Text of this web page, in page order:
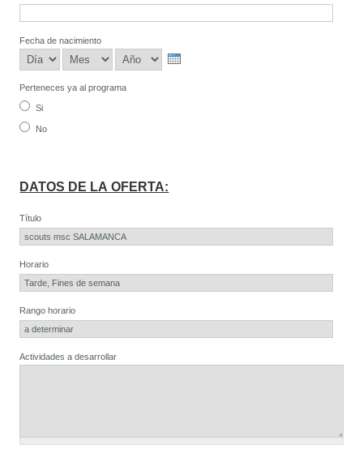
Fecha de nacimiento
Día
Mes Año
Perteneces ya al programa
Si
No
DATOS DE LA OFERTA:
Título
Horario
Rango horario
Actividades a desarrollar